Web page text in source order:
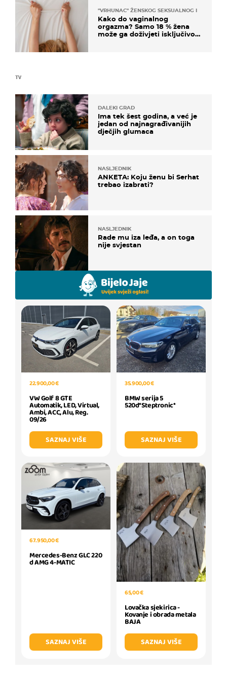
TV
DALEKI GRAD
Ima tek šest godina, a već je
jedan od najnagrađivanijih
dječjih glumaca
NASLJEDNIK
ANKETA: Koju ženu bi Serhat
trebao izabrati?
NASLJEDNIK
Rade mu iza leđa, a on toga
nije svjestan
"VRHUNAC" ŽENSKOG SEKSUALNOG ISKUSTVA
Kako do vaginalnog
orgazma? Samo 18 % žena
može ga doživjeti isključivo
22.900,00 €
VW Golf 8 GTE
Automatik, LED, Virtual,
Ambi, ACC, Alu, Reg.
09/26
SAZNAJ VIŠE
35.900,00 €
BMW serija 5
520d*Steptronic*
SAZNAJ VIŠE
67.950,00 €
Mercedes-Benz GLC 220
d AMG 4-MATIC
SAZNAJ VIŠE
65,00 €
Lovačka sjekirica -
Kovanje i obrada metala
BAJA
SAZNAJ VIŠE